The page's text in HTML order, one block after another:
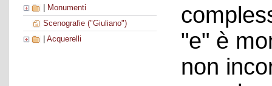
Monumenti
Scenografie ("Giuliano")
Acquerelli
"e" è
non